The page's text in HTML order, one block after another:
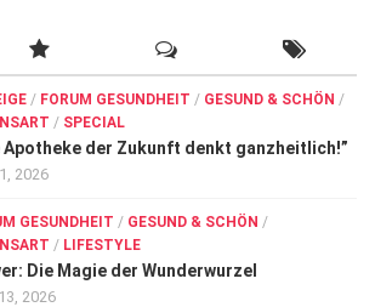
/ FORUM GESUNDHEIT / GESUND & SCHÖN /
/ SPECIAL
Apotheke der Zukunft denkt ganzheitlich!”
2026
GESUNDHEIT / GESUND & SCHÖN /
/ LIFESTYLE
Die Magie der Wunderwurzel
2026